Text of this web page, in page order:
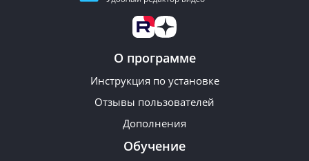
О программе
Инструкция по установке
Отзывы пользователей
Дополнения
Обучение